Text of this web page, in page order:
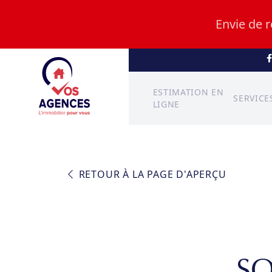
Envie de
ESTIMATION EN
LIGNE
RETOUR À LA PAGE D'APERÇU